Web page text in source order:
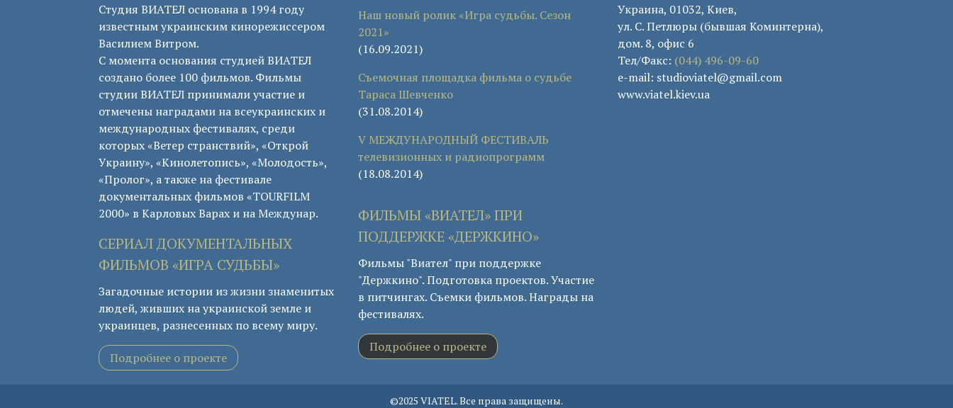
Студия ВИАТЕЛ основана в 1994 году
известным украинским кинорежиссером
Василием Витром.
С момента основания студией ВИАТЕЛ
создано более 100 фильмов. Фильмы
студии ВИАТЕЛ принимали участие и
отмечены наградами на всеукраинских и
международных фестивалях, среди
которых «Ветер странствий», «Открой
Украину», «Кинолетопись», «Молодость»,
«Пролог», а также на фестивале
документальных фильмов «TOURFILM
2000» в Карловых Варах и на Междунар.
СЕРИАЛ ДОКУМЕНТАЛЬНЫХ
ФИЛЬМОВ «ИГРА СУДЬБЫ»
Загадочные истории из жизни знаменитых
людей, живших на украинской земле и
украинцев, разнесенных по всему миру.
Подробнее о проекте
Наш новый ролик «Игра судьбы. Сезон
2021»
(16.09.2021)
Съемочная площадка фильма о судьбе
Тараса Шевченко
(31.08.2014)
V МЕЖДУНАРОДНЫЙ ФЕСТИВАЛЬ
телевизионных и радиопрограмм
(18.08.2014)
ФИЛЬМЫ «ВИАТЕЛ» ПРИ
ПОДДЕРЖКЕ «ДЕРЖКИНО»
Фильмы "Виател" при поддержке
"Держкино". Подготовка проектов. Участие
в питчингах. Съемки фильмов. Награды на
фестивалях.
Подробнее о проекте
Украина, 01032, Киев,
ул. С. Петлюры (бывшая Коминтерна),
дом. 8, офис 6
Тел/Факс: (044) 496-09-60
e-mail: studioviatel@gmail.com
www.viatel.kiev.ua
©2025 VIATEL. Все права защищены.